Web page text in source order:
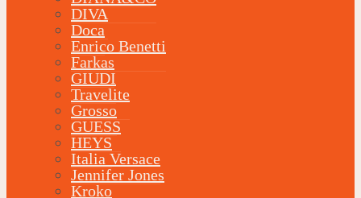
DIVA
Doca
Enrico Benetti
Farkas
GIUDI
Travelite
Grosso
GUESS
HEYS
Italia Versace
Jennifer Jones
Kroko